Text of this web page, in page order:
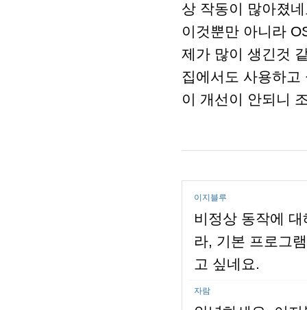
상 작동이 많아졌
이것뿐만 아니라
제가 많이 생긴것
집에서도 사용하고
이 개선이 안되니
이지블루
비정상 동작에
라, 기본 프로그
고 싶네요.
자람